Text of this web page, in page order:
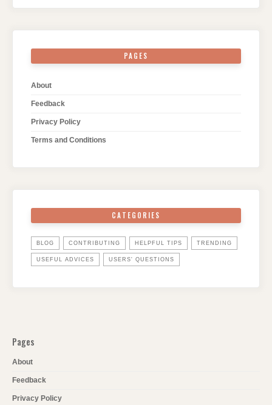
PAGES
About
Feedback
Privacy Policy
Terms and Conditions
CATEGORIES
BLOG CONTRIBUTING HELPFUL TIPS TRENDING
USEFUL ADVICES USERS' QUESTIONS
Pages
About
Feedback
Privacy Policy